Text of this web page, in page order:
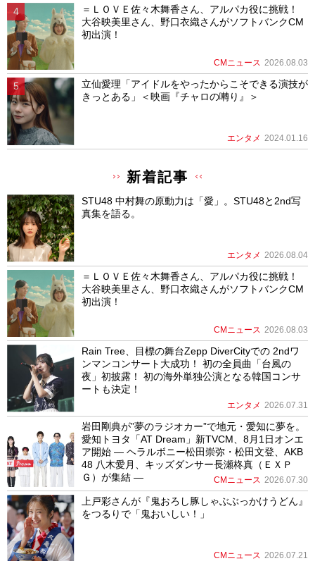
＝ＬＯＶＥ佐々木舞香さん、アルパカ役に挑戦！
大谷映美里さん、野口衣織さんがソフトバンクCM
初出演！
CMニュース 2026.08.03
立仙愛理「アイドルをやったからこそできる演技が
きっとある」＜映画『チャロの囀り』＞
エンタメ 2024.01.16
新着記事
STU48 中村舞の原動力は「愛」。STU48と2nd写
真集を語る。
エンタメ 2026.08.04
＝ＬＯＶＥ佐々木舞香さん、アルパカ役に挑戦！
大谷映美里さん、野口衣織さんがソフトバンクCM
初出演！
CMニュース 2026.08.03
Rain Tree、目標の舞台Zepp DiverCityでの 2ndワ
ンマンコンサート大成功！ 初の全員曲「台風の
夜」初披露！ 初の海外単独公演となる韓国コンサ
ートも決定！
エンタメ 2026.07.31
岩田剛典が”夢のラジオカー”で地元・愛知に夢を。
愛知トヨタ「AT Dream」新TVCM、8月1日オンエ
ア開始 ― ヘラルボニー松田崇弥・松田文登、AKB
48 八木愛月、キッズダンサー長瀬柊真（ＥＸＰ
Ｇ）が集結 ―
CMニュース 2026.07.30
上戸彩さんが『鬼おろし豚しゃぶぶっかけうどん』
をつるりで「鬼おいしい！」
CMニュース 2026.07.21